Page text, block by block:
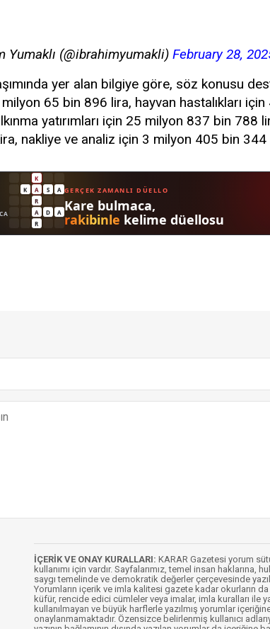
Yumaklı (@ibrahimyumakli) February 28,
yer alan bilgiye göre, söz konusu
65 bin 896 lira, hayvan hastalıkları
yatırımları için 25 milyon 837 bin 788
nakliye ve analiz için 3 milyon 405 bin
İÇERİK VE ONAY KURALLARI: KARAR Gazetesi yorum
kullanımı için vardır. Sayfalarımız, temel insan haklarına,
saygı temelinde ve demokratik değerler çerçevesinde
Yorumların içerik ve imla kalitesi gazete kadar okurların
küfür, rencide edici cümleler veya imalar, imla kuralları ile
kullanılmayan ve büyük harflerle yazılmış yorumlar
onaylanmamaktadır. Özensizce belirlenmiş kullanıcı